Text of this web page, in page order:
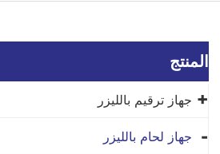
المنتج
جهاز ترقيم بالليزر
جهاز لحام بالليزر